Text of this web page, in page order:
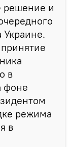
решение и
Украине.
в
фоне
режима
в